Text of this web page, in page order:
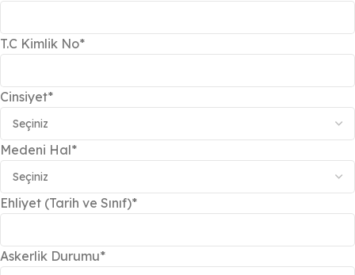
T.C Kimlik No*
Cinsiyet*
Medeni Hal*
Ehliyet (Tarih ve Sınıf)*
Askerlik Durumu*